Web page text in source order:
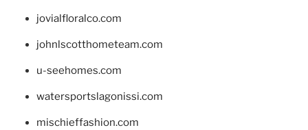
jovialfloralco.com
johnlscotthometeam.com
u-seehomes.com
watersportslagonissi.com
mischieffashion.com